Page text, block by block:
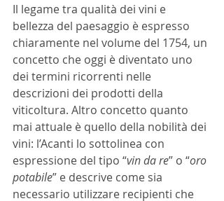
Il legame tra qualità dei vini e
bellezza del paesaggio è espresso
chiaramente nel volume del 1754, un
concetto che oggi è diventato uno
dei termini ricorrenti nelle
descrizioni dei prodotti della
viticoltura. Altro concetto quanto
mai attuale è quello della nobilità dei
vini: l’Acanti lo sottolinea con
espressione del tipo “vin da re” o “oro
potabile” e descrive come sia
necessario utilizzare recipienti che